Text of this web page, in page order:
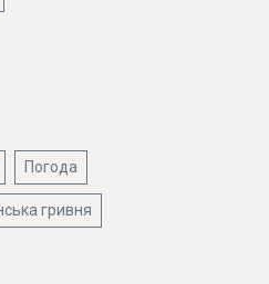
Погода
гривня